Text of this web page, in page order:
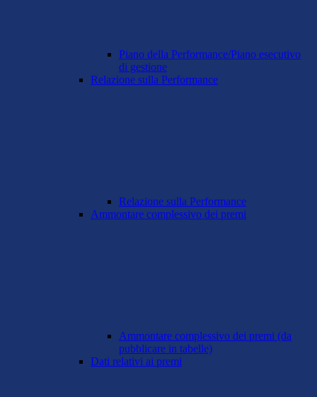
Piano della Performance/Piano esecutivo
di gestione
Relazione sulla Performance
Relazione sulla Performance
Ammontare complessivo dei premi
Ammontare complessivo dei premi (da
pubblicare in tabelle)
Dati relativi ai premi